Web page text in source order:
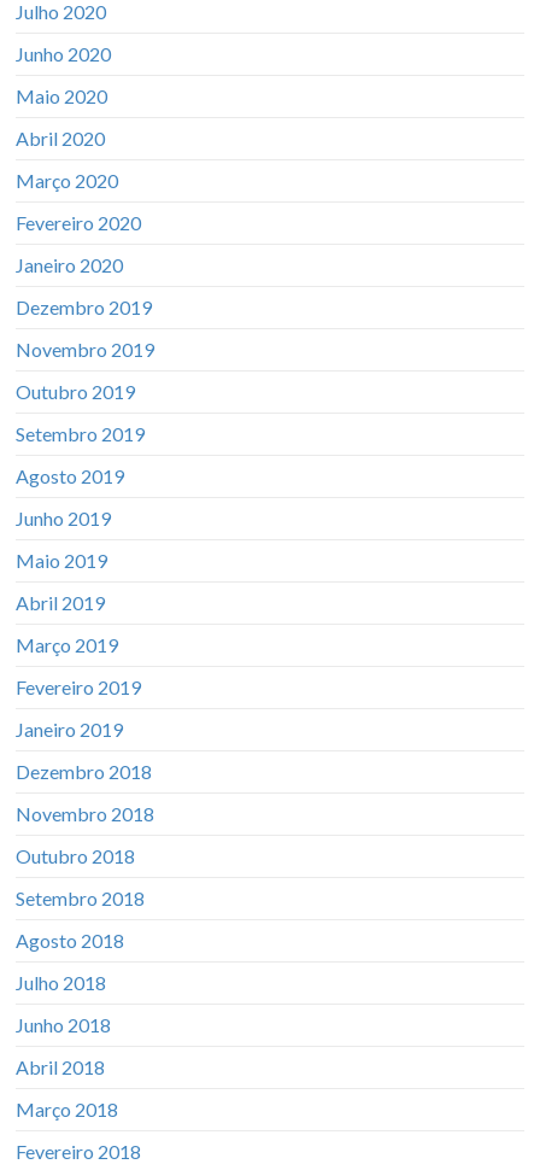
Julho 2020
Junho 2020
Maio 2020
Abril 2020
Março 2020
Fevereiro 2020
Janeiro 2020
Dezembro 2019
Novembro 2019
Outubro 2019
Setembro 2019
Agosto 2019
Junho 2019
Maio 2019
Abril 2019
Março 2019
Fevereiro 2019
Janeiro 2019
Dezembro 2018
Novembro 2018
Outubro 2018
Setembro 2018
Agosto 2018
Julho 2018
Junho 2018
Abril 2018
Março 2018
Fevereiro 2018